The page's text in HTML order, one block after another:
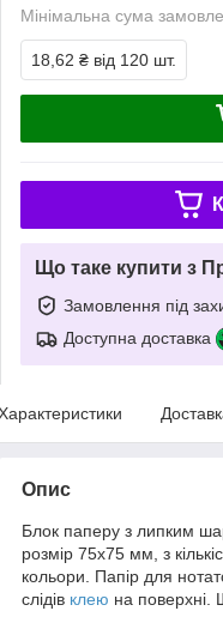
Мінімальна сума
18,62 ₴ від 120 шт.
Що таке купити з
Замовлення під
Доступна доставка
Опис
Блок паперу з липким
розмір 75х75 мм, з
кольори. Папір для
слідів клею на поверхні.